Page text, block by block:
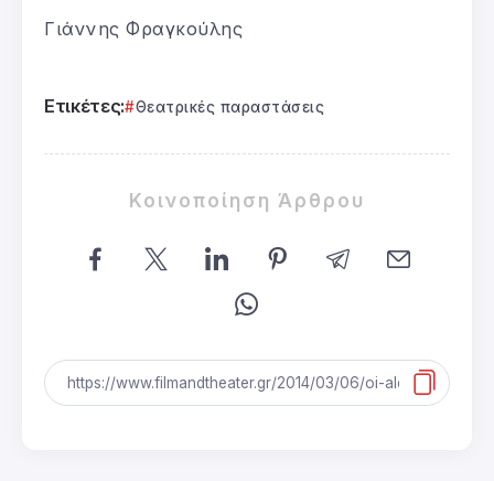
Γιάννης Φραγκούλης
Ετικέτες: Θεατρικές παραστάσεις
Κοινοποίηση Άρθρου